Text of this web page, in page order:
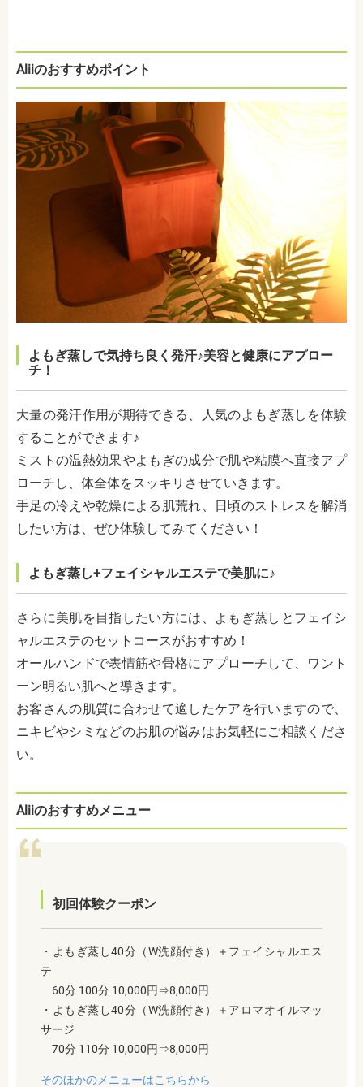
Aliiのおすすめポイント
よもぎ蒸しで気持ち良く発汗♪美容と健康にアプロー
チ！
大量の発汗作用が期待できる、人気のよもぎ蒸しを体験
することができます♪
ミストの温熱効果やよもぎの成分で肌や粘膜へ直接アプ
ローチし、体全体をスッキリさせていきます。
手足の冷えや乾燥による肌荒れ、日頃のストレスを解消
したい方は、ぜひ体験してみてください！
よもぎ蒸し+フェイシャルエステで美肌に♪
さらに美肌を目指したい方には、よもぎ蒸しとフェイシ
ャルエステのセットコースがおすすめ！
オールハンドで表情筋や骨格にアプローチして、ワント
ーン明るい肌へと導きます。
お客さんの肌質に合わせて適したケアを行いますので、
ニキビやシミなどのお肌の悩みはお気軽にご相談くださ
い。
Aliiのおすすめメニュー
初回体験クーポン
・よもぎ蒸し40分（W洗顔付き）＋フェイシャルエス
テ
60分 100分 10,000円⇒8,000円
・よもぎ蒸し40分（W洗顔付き）＋アロマオイルマッ
サージ
70分 110分 10,000円⇒8,000円
そのほかのメニューはこちらから